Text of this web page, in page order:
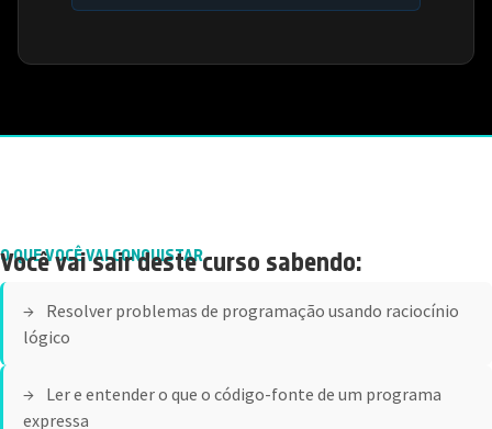
O QUE VOCÊ VAI CONQUISTAR
Você vai sair deste curso sabendo:
Resolver problemas de programação usando raciocínio
lógico
Ler e entender o que o código-fonte de um programa
expressa